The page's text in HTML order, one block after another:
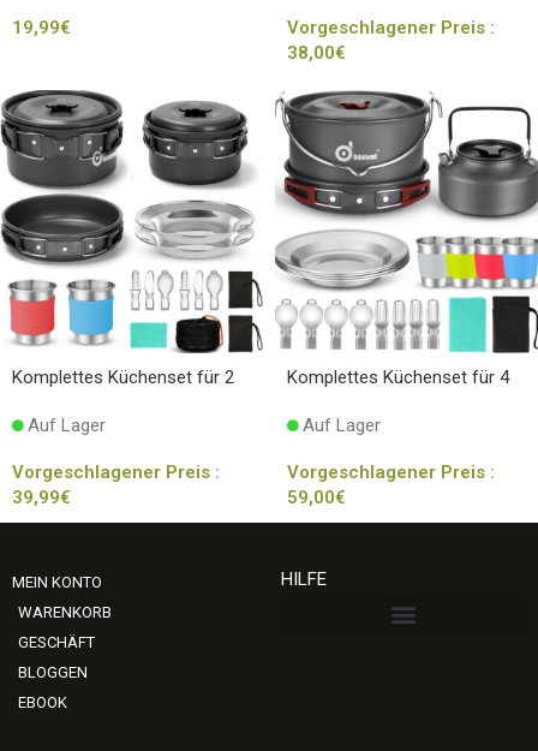
19,99€
Vorgeschlagener Preis :
38,00€
Komplettes Küchenset für 2
Auf Lager
Vorgeschlagener Preis :
39,99€
Komplettes Küchenset für 4
Auf Lager
Vorgeschlagener Preis :
59,00€
MEIN KONTO
WARENKORB
GESCHÄFT
BLOGGEN
EBOOK
HILFE